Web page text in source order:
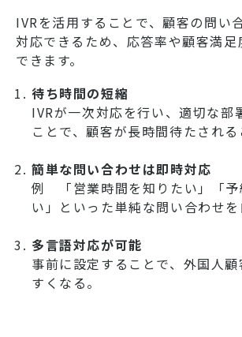
IVRを活用することで、顧客の問い
対応できるため、応答率や顧客満
できます。
待ち時間の短縮
IVRが一次対応を行い、適切な部
ことで、顧客が長時間待たされる
簡単な問い合わせは即時対応
例 「営業時間を知りたい」「予
い」といった単純な問い合わせを
多言語対応が可能
事前に設定することで、外国人
すくなる。